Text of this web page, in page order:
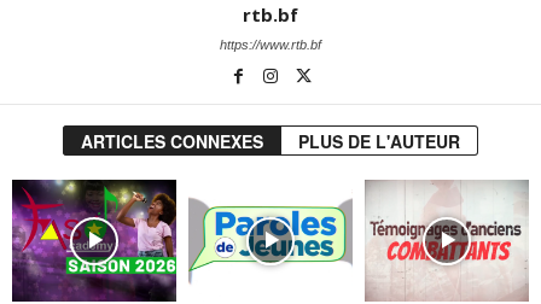
rtb.bf
https://www.rtb.bf
ARTICLES CONNEXES PLUS DE L'AUTEUR